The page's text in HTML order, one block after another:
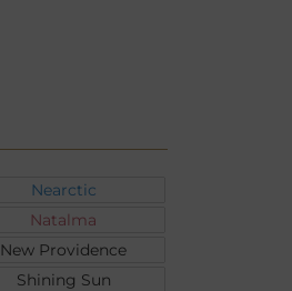
Nearctic
Natalma
New Providence
Shining Sun